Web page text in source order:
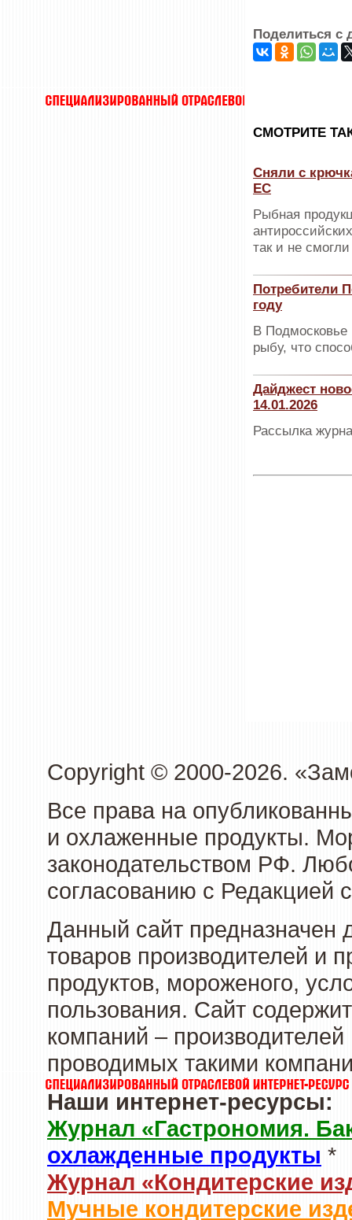
Поделиться с
CМОТРИТЕ
Сняли с
ЕС
Рыбная
так и не
Потребители
году
В Подмосковье
рыбу, что
Дайджест
14.01.2026
Рассылка
Copyright © 2000-2026.
Все права на
и охлаженные продукты.
законодательством РФ.
согласованию с Редакцией
Данный сайт предназначен
товаров производителей и
продуктов, мороженого,
пользования. Сайт
компаний –
проводимых такими
Наши интернет-ресурсы:
Журнал «Гастрономия.
охлажденные продукты *
Журнал «Кондитерские
Мучные кондитерские